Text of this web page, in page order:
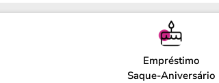
Empréstimo
Saque-Aniversário